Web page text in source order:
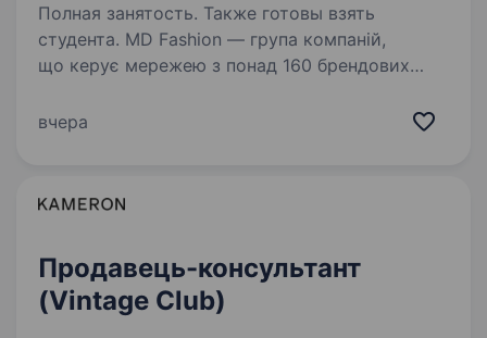
Полная занятость. Также готовы взять
студента. MD Fashion — група компаній,
що керує мережею з понад 160 брендових
та Молдові, та представляє світові бренди
вчера
Продавець-консультант
(Vintage Club)